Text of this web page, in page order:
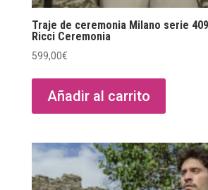
Traje de ceremonia Milano serie
Ricci Ceremonia
599,00€
Añadir al carrito